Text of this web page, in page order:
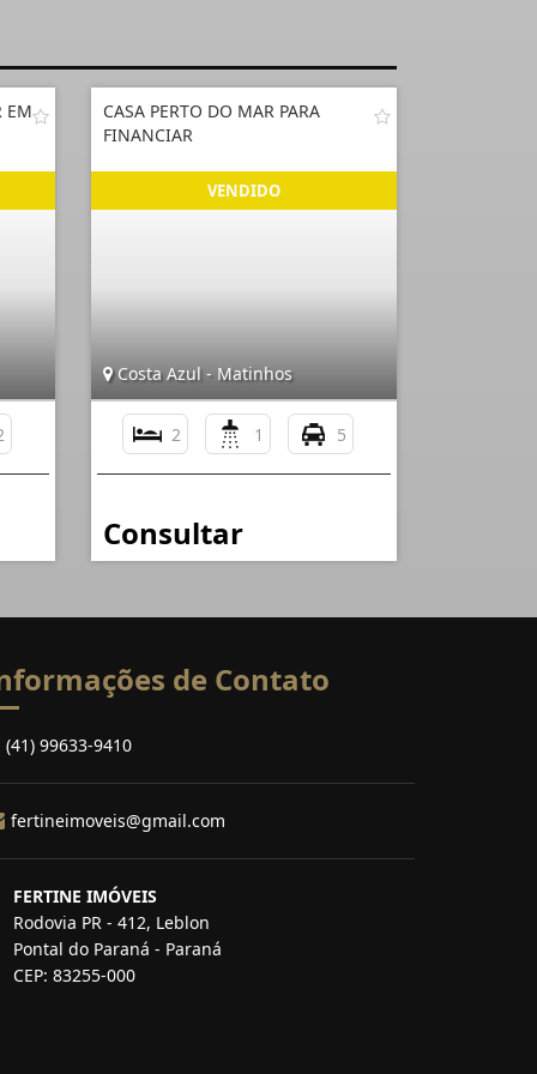
EM
CASA PERTO DO MAR PARA
FINANCIAR
Costa Azul - Matinhos
2 1 5
Consultar
de Contato
(41) 99633-9410
fertineimoveis@gmail.com
FERTINE IMÓVEIS
Rodovia PR - 412, Leblon
Pontal do Paraná - Paraná
CEP: 83255-000